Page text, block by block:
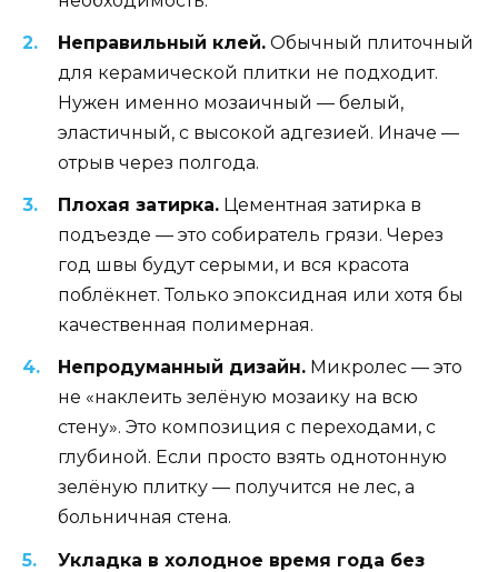
Неправильный клей. Обычный плиточный
для керамической плитки не подходит.
Нужен именно мозаичный — белый,
эластичный, с высокой адгезией. Иначе —
отрыв через полгода.
Плохая затирка. Цементная затирка в
подъезде — это собиратель грязи. Через
год швы будут серыми, и вся красота
поблёкнет. Только эпоксидная или хотя бы
качественная полимерная.
Непродуманный дизайн. Микролес — это
не «наклеить зелёную мозаику на всю
стену». Это композиция с переходами, с
глубиной. Если просто взять однотонную
зелёную плитку — получится не лес, а
больничная стена.
Укладка в холодное время года без